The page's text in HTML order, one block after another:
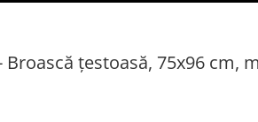
țestoasă, 75x96 cm,